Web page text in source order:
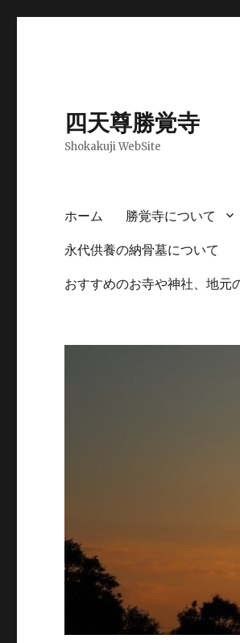
四天尊勝覚寺
Shokakuji WebSite
ホーム 勝覚寺について
永代供養の納骨墓について
おすすめのお寺や神社、地元